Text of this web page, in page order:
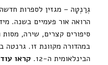
גְרַנְטָה – מגזין לספרות
הרואה אור פעמיים בשנה.
סיפורים קצרים, שירה, מסות
במהדורה מקוונת זו. גרנטה
הבינלאומית ה-12.
קראו עוד